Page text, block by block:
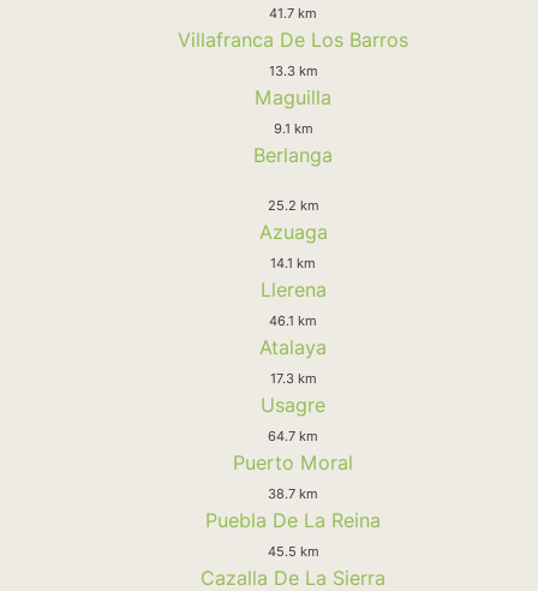
41.7 km
Villafranca De Los Barros
13.3 km
Maguilla
9.1 km
Berlanga
25.2 km
Azuaga
14.1 km
Llerena
46.1 km
Atalaya
17.3 km
Usagre
64.7 km
Puerto Moral
38.7 km
Puebla De La Reina
45.5 km
Cazalla De La Sierra